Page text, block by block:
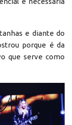
e diante do
porque é da
que serve como